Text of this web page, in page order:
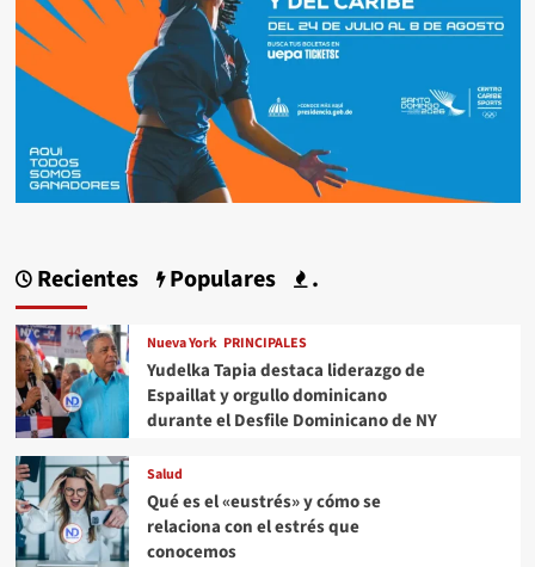
Recientes Populares .
Nueva York PRINCIPALES
Yudelka Tapia destaca liderazgo de
Espaillat y orgullo dominicano
durante el Desfile Dominicano de NY
Salud
Qué es el «eustrés» y cómo se
relaciona con el estrés que
conocemos